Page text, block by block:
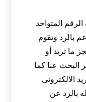
المتواجد
بالرد وتقوم
ما تريد أو
البحث عنا كما
الالكترونى
بالرد عن